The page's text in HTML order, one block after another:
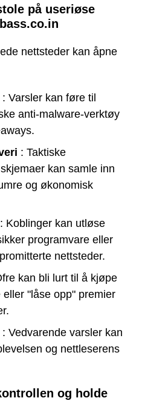
på useriøse
nettsteder kan åpne
: Varsler kan føre til
anti-malware-verktøy
: Taktiske
kan samle inn
og økonomisk
: Koblinger kan utløse
programvare eller
nettsteder.
kan bli lurt til å kjøpe
"låse opp" premier
: Vedvarende varsler kan
og nettleserens
og holde